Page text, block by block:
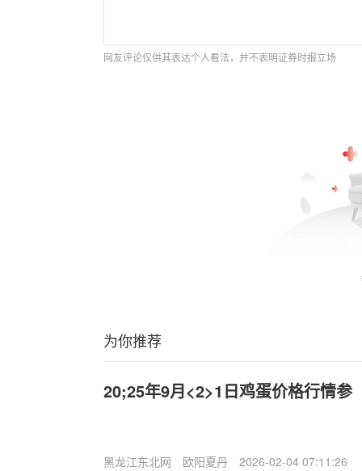
网友评论仅供其表达个人看法，并不表明证券时报立场
为你推荐
20;25年9月<2>1日鸡蛋价格行情参
黑龙江东北网 欧阳夏丹 2026-02-04 07:11:26